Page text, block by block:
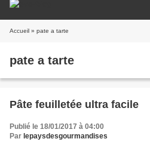
Accueil » pate a tarte
pate a tarte
Pâte feuilletée ultra facile
Publié le 18/01/2017 à 04:00
Par lepaysdesgourmandises